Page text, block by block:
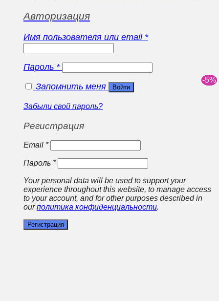
Авторизация
Имя пользователя или email *
Пароль *
Запомнить меня
Войти
Забыли свой пароль?
Регистрация
Email *
Пароль *
Your personal data will be used to support your
experience throughout this website, to manage access
to your account, and for other purposes described in
ourполитика конфиденциальности.
Регистрация